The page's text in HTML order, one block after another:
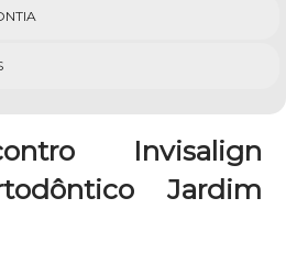
Invisalign
Jardim